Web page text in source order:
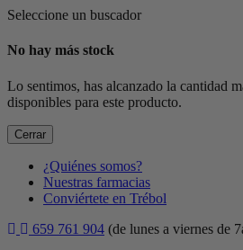
Seleccione un buscador
No hay más stock
Lo sentimos, has alcanzado la cantidad
disponibles para este producto.
Cerrar
¿Quiénes somos?
Nuestras farmacias
Conviértete en Trébol
659 761 904 (de lunes a viernes de